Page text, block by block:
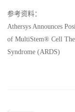
参考资料：
Athersys Announces
of MultiStem® Cell
Syndrome (ARDS)